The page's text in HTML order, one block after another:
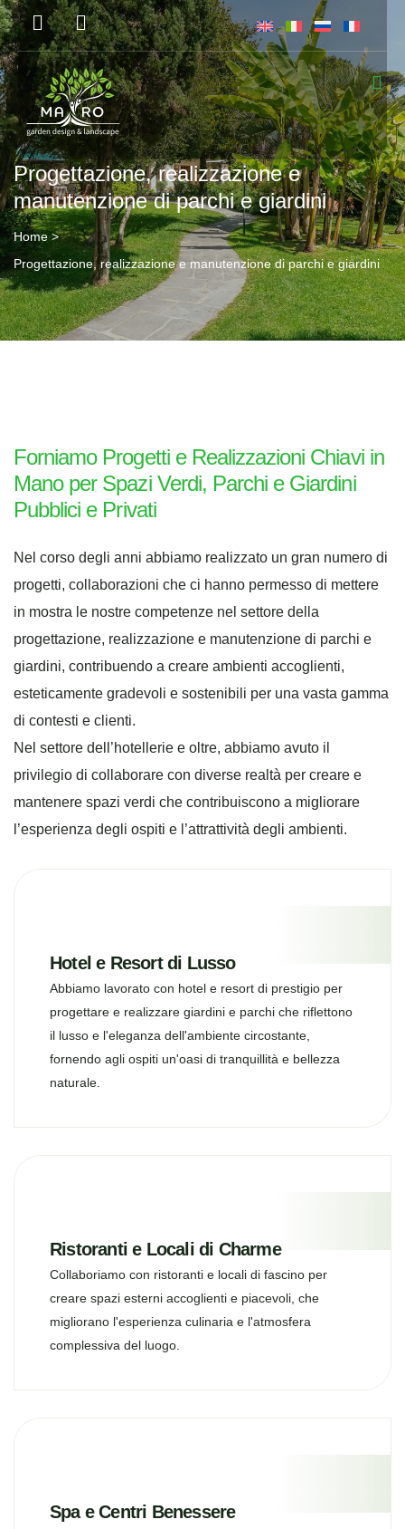
Progettazione, realizzazione e
manutenzione di parchi e giardini
Home>
Progettazione, realizzazione e manutenzione di parchi e giardini
Forniamo Progetti e Realizzazioni Chiavi in
Mano per Spazi Verdi, Parchi e Giardini
Pubblici e Privati
Nel corso degli anni abbiamo realizzato un gran numero di
progetti, collaborazioni che ci hanno permesso di mettere
in mostra le nostre competenze nel settore della
progettazione, realizzazione e manutenzione di parchi e
giardini, contribuendo a creare ambienti accoglienti,
esteticamente gradevoli e sostenibili per una vasta gamma
di contesti e clienti.
Nel settore dell’hotellerie e oltre, abbiamo avuto il
privilegio di collaborare con diverse realtà per creare e
mantenere spazi verdi che contribuiscono a migliorare
l’esperienza degli ospiti e l’attrattività degli ambienti.
Hotel e Resort di Lusso
Abbiamo lavorato con hotel e resort di prestigio per
progettare e realizzare giardini e parchi che riflettono
il lusso e l'eleganza dell'ambiente circostante,
fornendo agli ospiti un'oasi di tranquillità e bellezza
naturale.
Ristoranti e Locali di Charme
Collaboriamo con ristoranti e locali di fascino per
creare spazi esterni accoglienti e piacevoli, che
migliorano l'esperienza culinaria e l'atmosfera
complessiva del luogo.
Spa e Centri Benessere